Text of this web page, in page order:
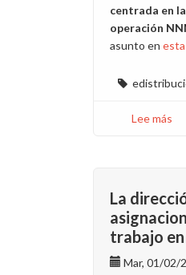
centrada en
operación
asunto en
Lee más
de
de
La
trabajo
Mar, 01/02/